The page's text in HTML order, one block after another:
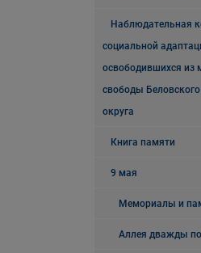
Наблюдательная
социальной
освободившихся из
свободы Беловского
округа
Книга памяти
9 мая
Мемориалы и
Аллея дважды